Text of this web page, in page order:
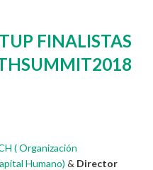
FINALISTAS
( Organización
Humano) & Director